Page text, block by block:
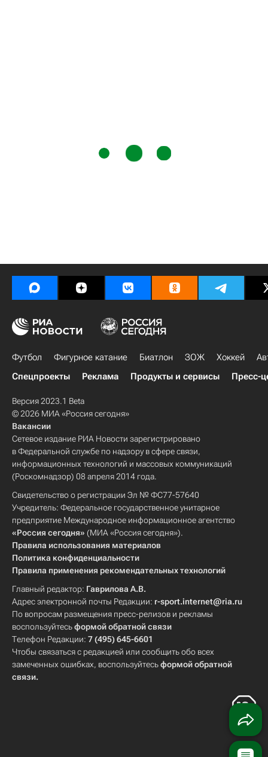
Футбол Фигурное катание Биатлон ЗОЖ Хоккей
Спецпроекты
Реклама Продукты и сервисы Пресс-
Версия 2023.1 Beta
© 2026 МИА «Россия сегодня»
Вакансии
Сетевое издание РИА Новости зарегистрировано
в Федеральной службе по надзору в сфере связи,
информационных технологий и массовых коммуникаций
(Роскомнадзор) 08 апреля 2014 года.
Свидетельство о регистрации Эл № ФС77-57640
Учредитель: Федеральное государственное унитарное
предприятие Международное информационное агентство
«Россия сегодня» (МИА «Россия сегодня»).
Правила использования материалов
Политика конфиденциальности
Правила применения рекомендательных технологий
Главный редактор: Гаврилова А.В.
Адрес электронной почты Редакции: r-sport.internet@ria.ru
По вопросам размещения пресс-релизов и рекламы
воспользуйтесьформой обратной связи
Телефон Редакции: 7 (495) 645-6601
Чтобы связаться с редакцией или сообщить обо всех
замеченных ошибках, воспользуйтесьформой обратной
связи.